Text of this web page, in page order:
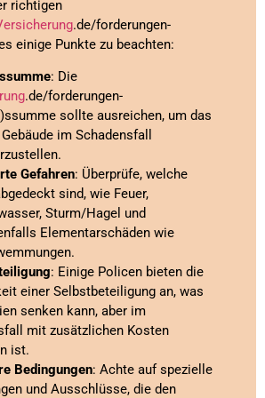
richtigen
.de/forderungen-
einige Punkte zu beachten:
: Die
.de/forderungen-
sollte ausreichen, um das
im Schadensfall
Gefahren: Überprüfe, welche
sind, wie Feuer,
Sturm/Hagel und
Elementarschäden wie
: Einige Policen bieten die
einer Selbstbeteiligung an, was
senken kann, aber im
mit zusätzlichen Kosten
ist.
Bedingungen: Achte auf spezielle
und Ausschlüsse, die den